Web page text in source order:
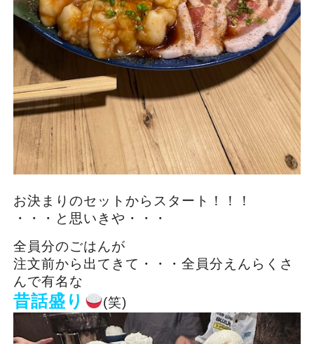
お決まりのセットからスタート！！！
・・・と思いきや・・・
全員分のごはんが
注文前から出てきて・・・全員分えんらくさ
んで有名な
昔話盛り (笑)